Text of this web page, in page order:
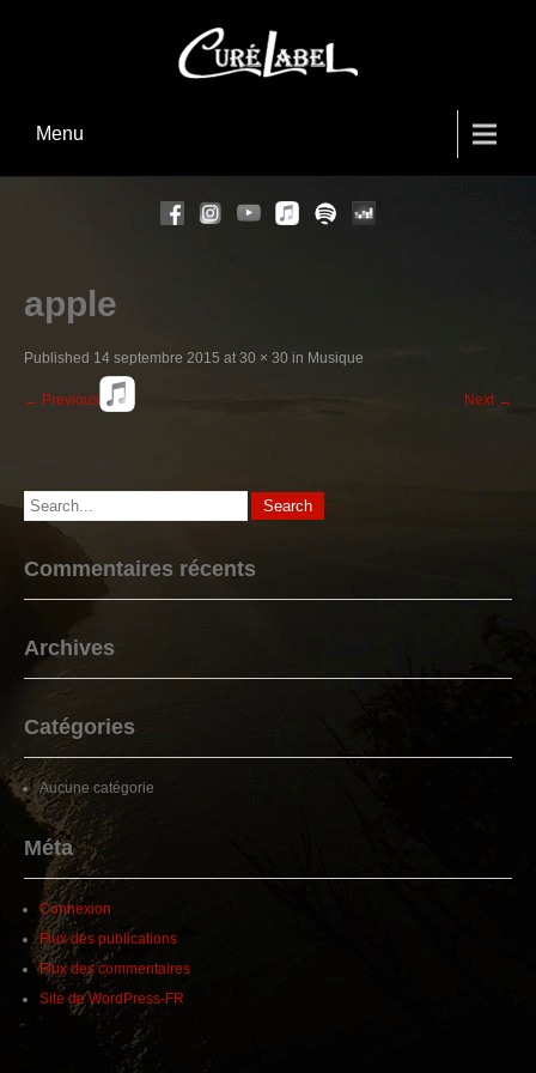
Menu
apple
Published 14 septembre 2015 at30 × 30 in Musique
← Previous Next →
Commentaires récents
Archives
Catégories
Aucune catégorie
Méta
Connexion
Flux des publications
Flux des commentaires
Site de WordPress-FR